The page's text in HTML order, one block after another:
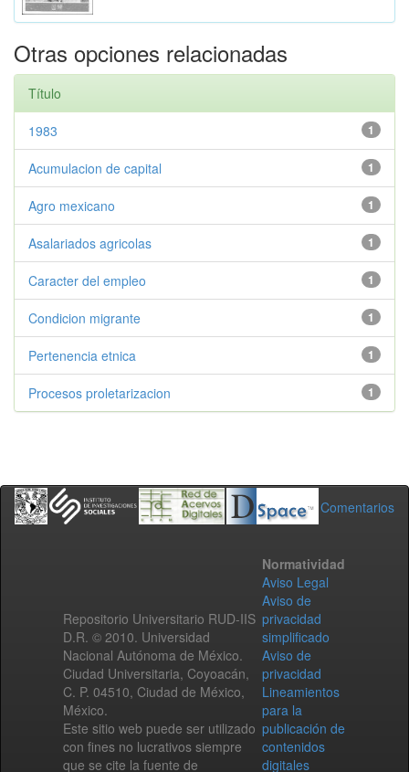
Otras opciones relacionadas
Título
1
1983
1
Acumulacion de capital
1
Agro mexicano
1
Asalariados agricolas
1
Caracter del empleo
1
Condicion migrante
1
Pertenencia etnica
1
Procesos proletarizacion
Comentarios
Repositorio Universitario RUD-IIS
D.R. © 2010. Universidad
Nacional Autónoma de México.
Ciudad Universitaria, Coyoacán,
C. P. 04510, Ciudad de México,
México.
Este sitio web puede ser utilizado
con fines no lucrativos siempre
que se cite la fuente de
Normatividad
Aviso Legal
Aviso de
privacidad
simplificado
Aviso de
privacidad
Lineamientos
para la
publicación de
contenidos
digitales